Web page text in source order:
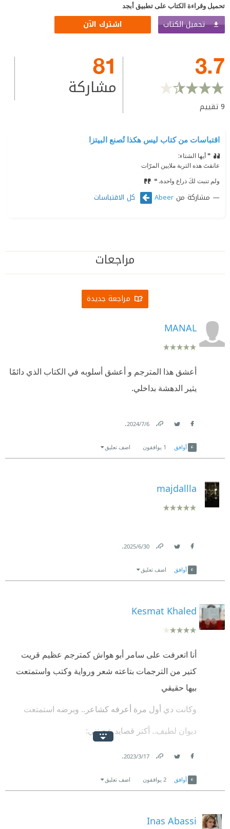
تحميل وقراءة الكتاب على تطبيق أبجد
تحميل الكتاب اشترك الآن
3.7
9تقييم
81
مشاركة
اقتباسات من كتاب ليس هكذا تُصنع البيتزا
❞ أيها الشتاء:
⁠‫عانقتَ هذه التربة ملايين المرّات
⁠‫ولم تنبت لكَ ذراع واحدة. ❝
مشاركة من Abeer كل الاقتباسات
مراجعات
مراجعة جديدة
MANAL
أعشق هذا المترجم و أعشق أسلوبه في الكتاب الذي دائمًا
يثير الدهشة بداخلي.
6‏/7‏/2024
.
أوافق 1 يوافقون اضف تعليق
majdallla
30‏/6‏/2025
.
أوافق اضف تعليق
Kesmat Khaled
أنا اتعرفت على سامر أبو هواش كمترجم عظيم قريت
كتير من الترجمات بتاعته شعر ورواية وكتب واستمتعت
بيها حقيقي
وكانت دي أول مرة أعرفه كشاعر.. وبرضه استمتعت
ديوان لطيف.. أكتر قصايد عجبتني:
قصيدة ضياء
خطط صغيرة
اغماض العينين لخمس ثوان
17‏/3‏/2023
.
أوافق 2 يوافقون اضف تعليق
Inas Abassi